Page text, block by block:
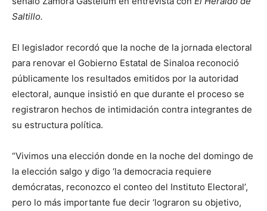
Saltillo.
El legislador recordó que la noche de la jornada electoral
para renovar el Gobierno Estatal de Sinaloa reconoció
públicamente los resultados emitidos por la autoridad
electoral, aunque insistió en que durante el proceso se
registraron hechos de intimidación contra integrantes de
su estructura política.
“Vivimos una elección donde en la noche del domingo de
la elección salgo y digo ‘la democracia requiere
demócratas, reconozco el conteo del Instituto Electoral’,
pero lo más importante fue decir ‘lograron su objetivo,